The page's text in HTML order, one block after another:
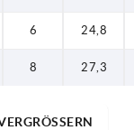
6 24,8
8 27,3